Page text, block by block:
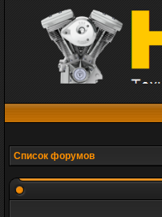
Список форумов